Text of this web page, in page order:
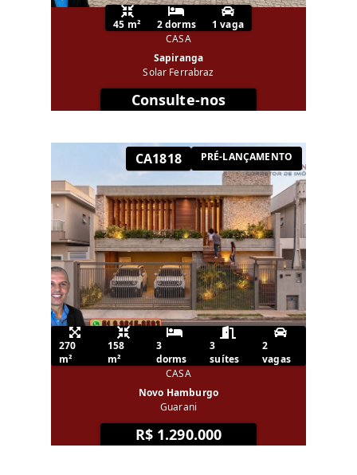
45 m² 2 dorms
1 vaga
CASA
Sapiranga
Solar Ferrabraz
Consulte-nos
CA1818 PRÉ-LANÇAMENTO
270
m²
158
m²
3
dorms
3
suítes
2
vagas
CASA
Novo Hamburgo
Guarani
R$ 1.290.000